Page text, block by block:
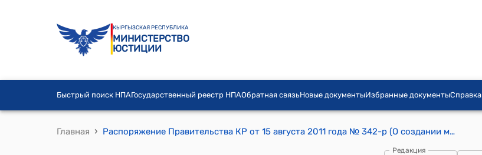
КЫРГЫЗСКАЯ РЕСПУБЛИКА
МИНИСТЕРСТВО
ЮСТИЦИИ
Быстрый поиск НПАГосударственный реестр НПАОбратная связьНовые документыИзбранные документыСправка
Главная › Распоряжение Правительства КР от 15 августа 2011 года № 342-р (О создании межведомственной комиссии)
Редакция